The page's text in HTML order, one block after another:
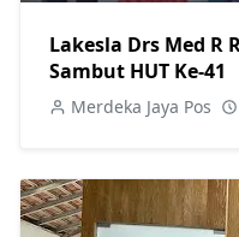
Lakesla Drs Med R
Sambut HUT Ke-41
Merdeka Jaya Pos